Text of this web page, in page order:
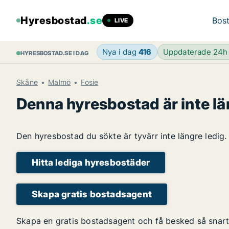
Hyresbostad.se LIVE
HYRESBOSTAD.SE I DAG Nya i dag 416 Uppdaterade 24h
Skåne Malmö Fosie
Denna hyresbostad är inte
Den hyresbostad du sökte är tyvärr inte längre
Hitta lediga hyresbostäder
Skapa gratis bostadsagent
Skapa en gratis bostadsagent och få besked så